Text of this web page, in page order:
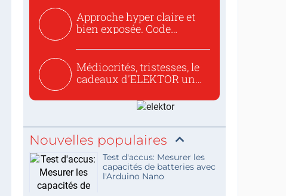
Approche hyper claire et
bien exposée. Code
Médiocrités, tristesses, le
cadeaux d'ELEKTOR un
Nouvelles populaires
Test d'accus: Mesurer les
capacités de batteries avec
l'Arduino Nano